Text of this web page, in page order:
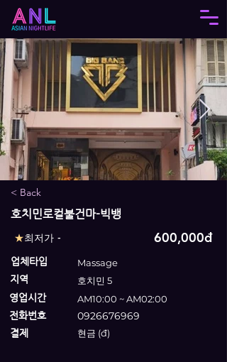
< Back
호치민로컬불건마-빅뱅
★최저가 - 600,000đ
업체타입
Massage
지역
호치민 5
영업시간
AM10:00 ~ AM02:00
전화번호
0926676969
​결제 현금 (đ)